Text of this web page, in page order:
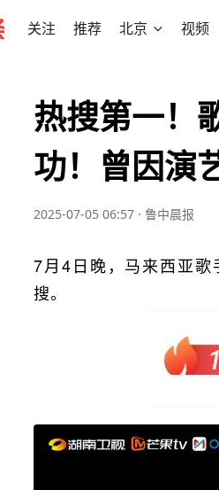
关注 推荐 北京 视频
热搜第一！
功！曾因演
2025-07-05 06:57 · 鲁中晨报
7月4日晚，马来西亚歌
搜。